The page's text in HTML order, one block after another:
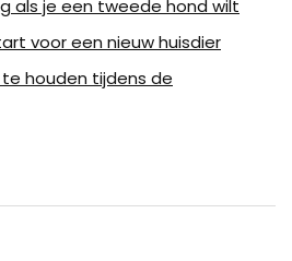
als je een tweede hond wilt
voor een nieuw huisdier
houden tijdens de